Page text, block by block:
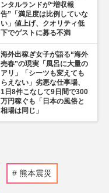
ンタルランドが“増収報
告”「満足度は比例していな
い」値上げ、クオリティ低
下でゲストに募る不満
海外出稼ぎ女子が語る“海外
売春”の現実「風呂に大量の
アリ」「シーツも変えても
らえない」劣悪な仕事場、
1日8件こなして9日間で300
万円稼ぐも「日本の風俗と
相場は同じ」
熊本震災